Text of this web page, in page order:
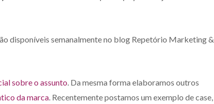
disponíveis semanalmente no blog Repetório Marketing &
sobre o assunto. Da mesma forma elaboramos outros
da marca. Recentemente postamos um exemplo de case,